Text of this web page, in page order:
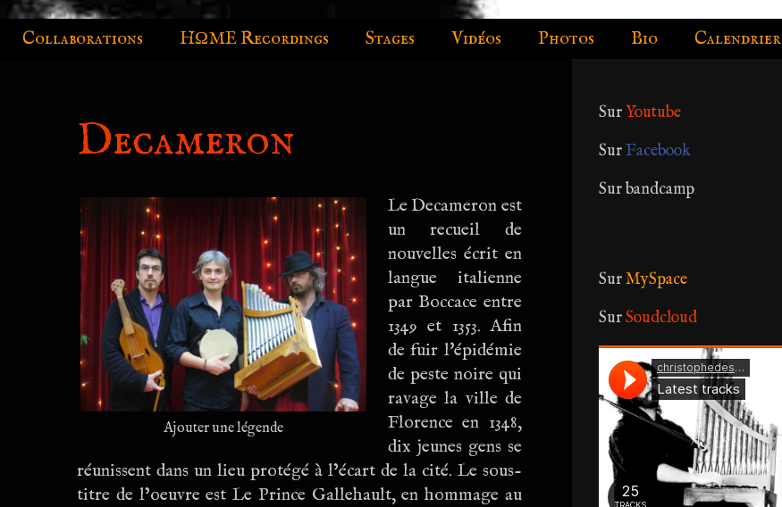
Collaborations HΩME Recordings Stages Vidéos Photos Bio Calendrier
Decameron
Ajouter une légende
Le Decameron est
un recueil de
nouvelles écrit en
langue italienne
par Boccace entre
1349 et 1353. Afin
de fuir l'épidémie
de peste noire qui
ravage la ville de
Florence en 1348,
dix jeunes gens se
réunissent dans un lieu protégé à l’écart de la cité. Le sous-
titre de l’oeuvre est Le Prince Gallehault, en hommage au
SurYoutube
SurFacebook
Sur bandcamp
SurMySpace
SurSoudcloud